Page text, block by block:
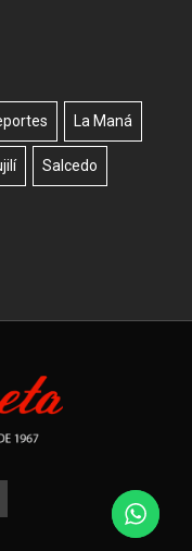
La Maná
Salcedo